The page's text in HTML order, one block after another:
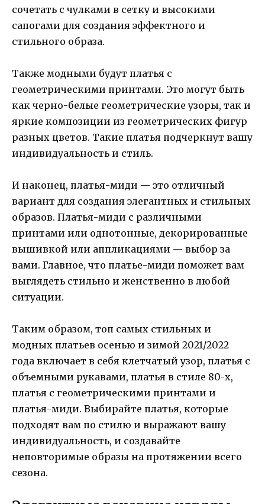
сочетать с чулками в сетку и высокими
сапогами для создания эффектного и
стильного образа.
Также модными будут платья с
геометрическими принтами. Это могут быть
как черно-белые геометрические узоры, так и
яркие композиции из геометрических фигур
разных цветов. Такие платья подчеркнут вашу
индивидуальность и стиль.
И наконец, платья-миди — это отличный
вариант для создания элегантных и стильных
образов. Платья-миди с различными
принтами или однотонные, декорированные
вышивкой или аппликациями — выбор за
вами. Главное, что платье-миди поможет вам
выглядеть стильно и женственно в любой
ситуации.
Таким образом, топ самых стильных и
модных платьев осенью и зимой 2021/2022
года включает в себя клетчатый узор, платья с
объемными рукавами, платья в стиле 80-х,
платья с геометрическими принтами и
платья-миди. Выбирайте платья, которые
подходят вам по стилю и выражают вашу
индивидуальность, и создавайте
неповторимые образы на протяжении всего
сезона.